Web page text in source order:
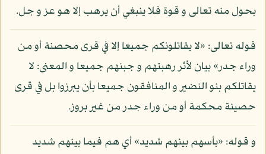
بحول منه تعالى و قوة فلا ينبغي أن يرهب إلا هو عز و جل.
قوله تعالى: «لا يقاتلونكم جميعا إلا في قرى محصنة أو من
وراء جدر» بيان لأثر رهبتهم و جبنهم جميعا و المعنى: لا
يقاتلكم بنو النضير و المنافقون جميعا بأن يبرزوا بل في قرى
حصينة محكمة أو من وراء جدر من غير بروز.
و قوله: «بأسهم بينهم شديد» أي هم فيما بينهم شديد